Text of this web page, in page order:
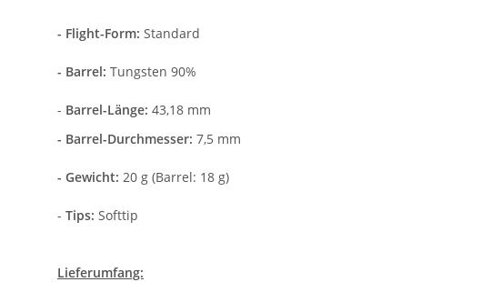
- Flight-Form: Standard
- Barrel: Tungsten 90%
- Barrel-Länge: 43,18 mm
- Barrel-Durchmesser: 7,5 mm
- Gewicht: 20 g (Barrel: 18 g)
- Tips: Softtip
Lieferumfang: